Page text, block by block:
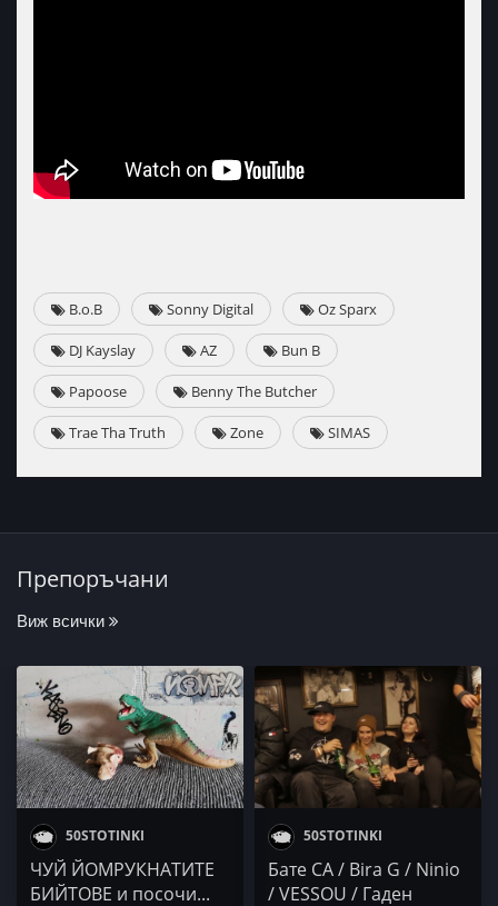
B.o.B Sonny Digital Oz Sparx
DJ Kayslay AZ Bun B
Papoose Benny The Butcher
Trae Tha Truth Zone SIMAS
Препоръчани
Виж всички
50STOTINKI
ЧУЙ ЙОМРУКНАТИТЕ
БИЙТОВЕ и посочи...
50STOTINKI
Бате СА / Bira G / Ninio
/ VESSOU / Гаден